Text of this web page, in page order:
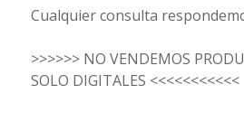
Cualquier consulta
>>>>>> NO VENDEMOS
SOLO DIGITALES <<<<<<<<<<<